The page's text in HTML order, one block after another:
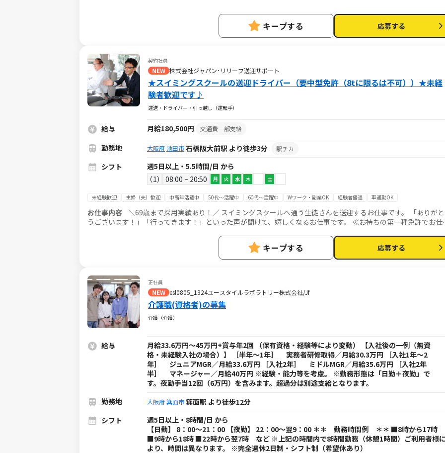
キープする 応募する
契約社員
NEW 株式会社ジャパン･リリーフ送迎サポート
★スイミングスクールの送迎ドライバー（要中型免許（8tに限るは不可））★未経
験者歓迎です♪
運送・ドライバー・引っ越し（運転手）
給与 月給180,500円 交通費一部支給
勤務地 大阪府 池田市石橋阪大前駅 より徒歩3分 駅チカ
シフト
週5日以上・5.5時間/日 から
1
08:00 ~ 20:50 月 火 水 木 土
未経験歓迎 主婦（夫）歓迎 中高年活躍中 50代～活躍中 60代～活躍中 Wワーク・副業OK 経験者優遇 車通勤OK
お仕事内容 ＼69歳まで採用実績あり！／ スイミングスクールへ通う生徒さんを送迎するお仕事です。 「ありがと
うございます！」「行ってきます！」といった声が聞けて、嬉しくなるお仕事です。 ≪お持ちの第一種免許でお仕
キープする 応募する
正社員
NEW esl0805_1324ユースタイルラボラトリー株式会社/Jf
介護職(資格者)の募集
介護（介護）
給与
月給33.6万円～45万円+賞与年2回 （保有資格・経験等により変動） 【入社後の一例（無資
格・未経験入社の場合）】 ［半年～1年］ 実務者研修取得／月給30.3万円 ［入社1年～2
年］ ジュニアMGR／月給33.6万円 ［入社2年］ ミドルMGR／月給35.6万円 ［入社2年
半］ マネージャー／月給40万円 ※経験・能力等を考慮。 ※勤務形態は「日勤＋夜勤」で
す。夜勤手当12回（6万円）を含みます。超過分は別途支給となります。
勤務地
大阪府箕面市箕面駅 より徒歩12分
シフト
週5日以上・8時間/日 から
【日勤】 8：00～21：00 【夜勤】 22：00～翌9：00 ＊＊ 勤務時間例 ＊＊ ■8時から17時
■9時から18時 ■22時から翌7時 など ※上記の時間内で8時間勤務（休憩1時間）ご利用者様
より、時間は異なります。 ※完全週休2日制・シフト制（希望休あり）